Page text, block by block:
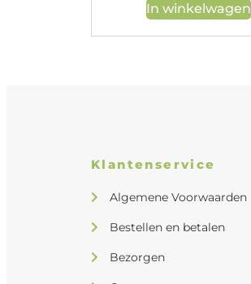
In winkelwagen
Klantenservice
Algemene Voorwaarden
Bestellen en betalen
Bezorgen